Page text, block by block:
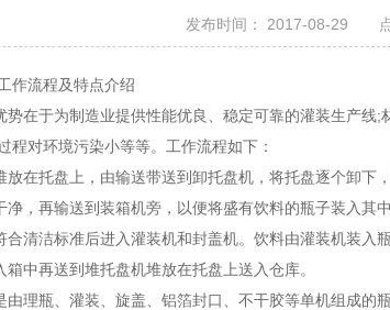
发布时间： 2017-08-29 点
作流程及特点介绍
于为制造业提供性能优良、稳定可靠的灌装生产线;
程对环境污染小等等。工作流程如下：
托盘上，由输送带送到卸托盘机，将托盘逐个卸下
净，再输送到装箱机旁，以便将盛有饮料的瓶子装入其
合清洁标准后进入灌装机和封盖机。饮料由灌装机装
中再送到堆托盘机堆放在托盘上送入仓库。
由理瓶、灌装、旋盖、铝箔封口、不干胶等单机组成的瓶